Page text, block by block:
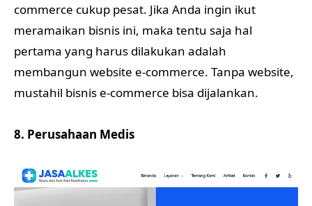
commerce cukup pesat. Jika Anda ingin ikut
meramaikan bisnis ini, maka tentu saja hal
pertama yang harus dilakukan adalah
membangun website e-commerce. Tanpa website,
mustahil bisnis e-commerce bisa dijalankan.
8. Perusahaan Medis